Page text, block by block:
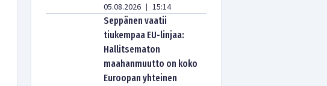
05.08.2026 | 15:14
Seppänen vaatii
tiukempaa EU-linjaa:
Hallitsematon
maahanmuutto on koko
Euroopan yhteinen